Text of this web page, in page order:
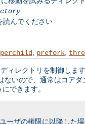
読んでください
perchild, prefork,
ィレクトリを制御しま
ないので、通常はコア
できます。
ーザの権限に以降した